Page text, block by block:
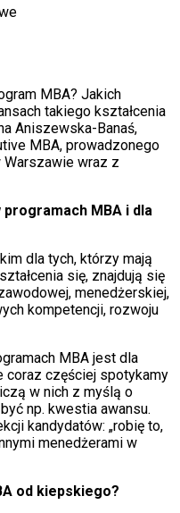
MBA? Jakich
takiego kształcenia
Aniszewska-Banaś,
MBA, prowadzonego
Warszawie wraz z
MBA i dla
dla tych, którzy mają
się, znajdują się
menedżerskiej,
kompetencji, rozwoju
MBA jest dla
coraz częściej spotykamy
w nich z myślą o
np. kwestia awansu.
kandydatów: „robię to,
menedżerami w
od kiepskiego?